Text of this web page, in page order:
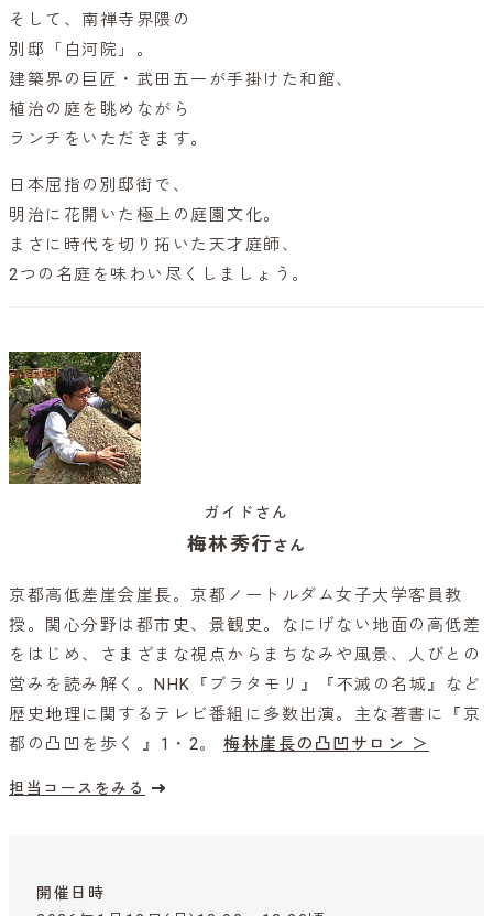
そして、南禅寺界隈の
別邸「白河院」。
建築界の巨匠・武田五一が手掛けた和館、
植治の庭を眺めながら
ランチをいただきます。
日本屈指の別邸街で、
明治に花開いた極上の庭園文化。
まさに時代を切り拓いた天才庭師、
2つの名庭を味わい尽くしましょう。
ガイドさん
梅林秀行さん
京都高低差崖会崖長。京都ノートルダム女子大学客員教
授。関心分野は都市史、景観史。なにげない地面の高低差
をはじめ、さまざまな視点からまちなみや風景、人びとの
営みを読み解く。NHK『ブラタモリ』『不滅の名城』など
歴史地理に関するテレビ番組に多数出演。主な著書に『京
都の凸凹を歩く 』1・2。 梅林崖長の凸凹サロン ＞
担当コースをみる
開催日時